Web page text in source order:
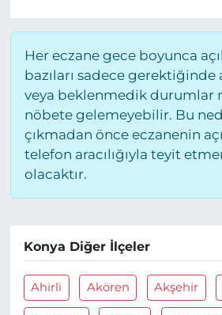
Her eczane gece boyunca
bazıları sadece gerektiğinde
veya beklenmedik durumlar
nöbete gelemeyebilir. Bu
çıkmadan önce eczanenin
telefon aracılığıyla teyit
olacaktır.
Konya Diğer İlçeler
Ahirli Akören Akşehir